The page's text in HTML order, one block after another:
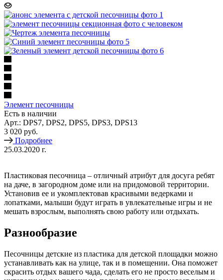
Элемент песочницы
Есть в наличии
Арт.: DPS7, DPS2, DPS5, DPS3, DPS13
3 020 руб.
Подробнее
25.03.2020 г.
Пластиковая песочница – отличный атрибут для досуга ребят
на даче, в загородном доме или на придомовой территории.
Установив ее и укомплектовав красивыми ведерками и
лопатками, малыши будут играть в увлекательные игры и не
мешать взрослым, выполнять свою работу или отдыхать.
Разнообразие
Песочницы детские из пластика для детской площадки можно
устанавливать как на улице, так и в помещении. Она поможет
скрасить отдых вашего чада, сделать его не просто веселым и